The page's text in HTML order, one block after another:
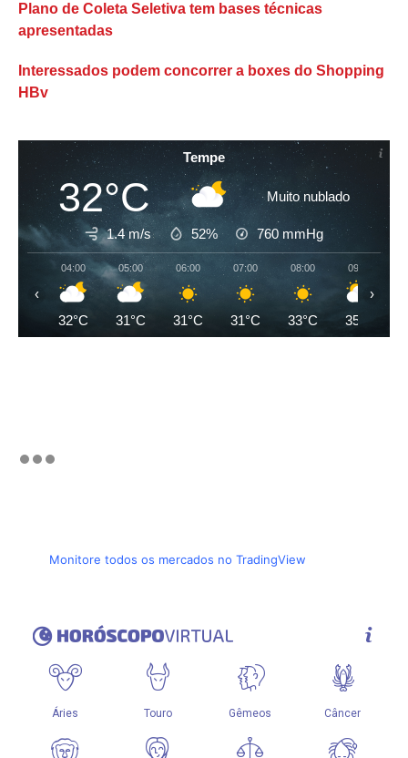
Plano de Coleta Seletiva tem bases técnicas
apresentadas
Interessados podem concorrer a boxes do Shopping
HBv
Tempe
32°C Muito nublado
1.4 m/s 52% 760 mmHg
04:00
32°C
05:00
31°C
06:00
31°C
07:00
31°C
08:00
33°C
09:00
35°C
‹ ›
Monitore todos os mercados no TradingView